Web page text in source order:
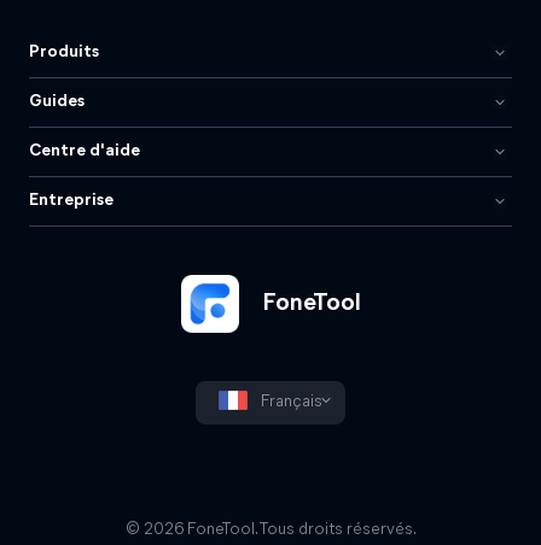
FoneTool
Français
Produits
Guides
Centre d'aide
Entreprise
© 2026 FoneTool. Tous droits réservés.